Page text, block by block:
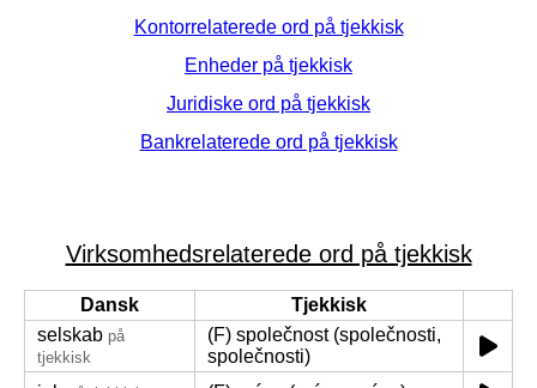
Kontorrelaterede ord på tjekkisk
Enheder på tjekkisk
Juridiske ord på tjekkisk
Bankrelaterede ord på tjekkisk
Virksomhedsrelaterede ord på tjekkisk
Dansk
Tjekkisk
selskab på
tjekkisk
(F) společnost (společnosti,
společnosti)